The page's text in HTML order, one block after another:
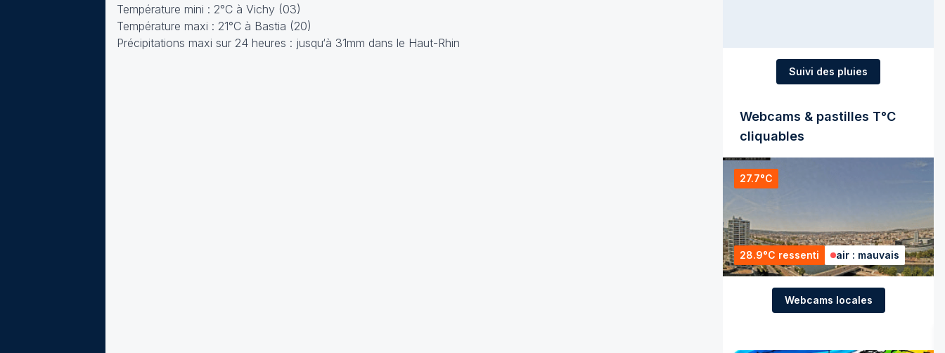
Température mini : 2°C à Vichy (03)
Température maxi : 21°C à Bastia (20)
Précipitations maxi sur 24 heures : jusqu‘à 31mm dans le Haut-Rhin
Suivi des pluies
Webcams & pastilles T°C
cliquables
27.7°C
28.9°C ressenti air : mauvais
Webcams locales